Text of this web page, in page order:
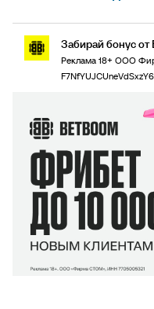
Забирай бонус от
Реклама 18+ ООО